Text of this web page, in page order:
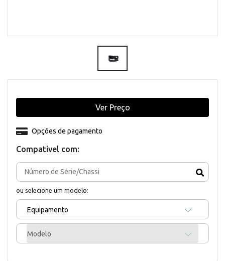
Compativel com:
ou selecione um modelo:
Equipamento
Modelo
Opções de pagamento
Ver Preço